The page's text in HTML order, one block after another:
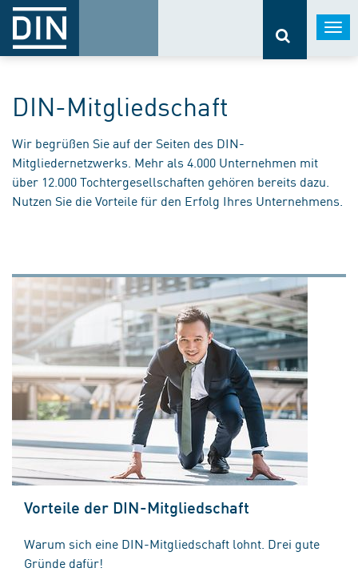
DIN-Mitgliedschaft
Wir begrüßen Sie auf der Seiten des DIN-
Mitgliedernetzwerks. Mehr als 4.000 Unternehmen mit
über 12.000 Tochtergesellschaften gehören bereits dazu.
Nutzen Sie die Vorteile für den Erfolg Ihres Unternehmens.
Vorteile der DIN-Mitgliedschaft
Warum sich eine DIN-Mitgliedschaft lohnt. Drei gute
Gründe dafür!